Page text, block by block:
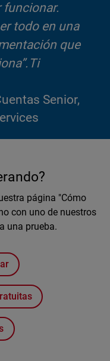
funcionar.
todo en una
que
Senior,
página "Cómo
con uno de nuestros
una prueba.